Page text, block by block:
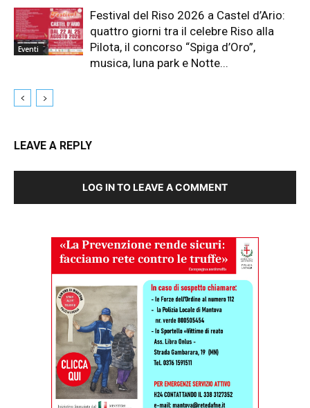
Eventi
Festival del Riso 2026 a Castel d’Ario:
quattro giorni tra il celebre Riso alla
Pilota, il concorso “Spiga d’Oro”,
musica, luna park e Notte...
LEAVE A REPLY
LOG IN TO LEAVE A COMMENT